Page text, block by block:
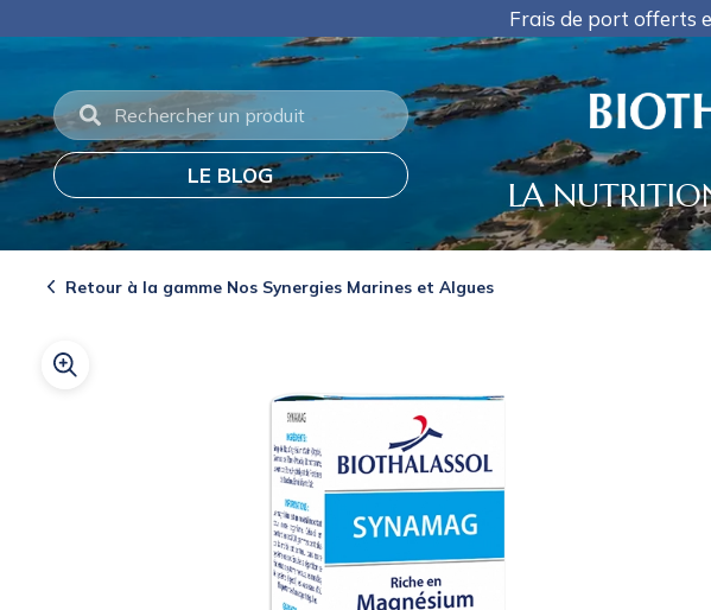
Frais de port offerts en point relais à partir
LE BLOG
LA
Retour à la gamme Nos Synergies Marines et Algues